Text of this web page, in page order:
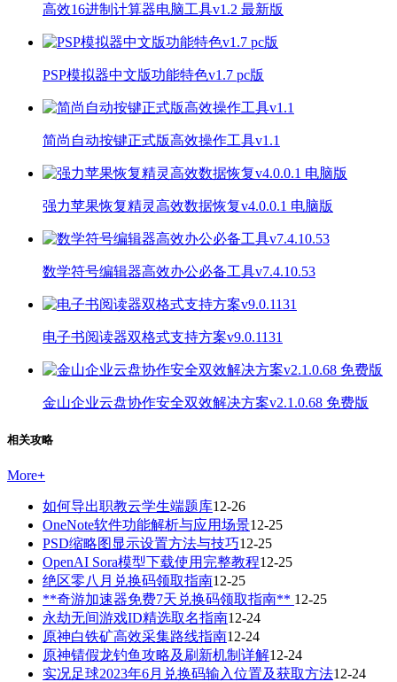
高效16进制计算器电脑工具v1.2 最新版
PSP模拟器中文版功能特色v1.7 pc版
简尚自动按键正式版高效操作工具v1.1
强力苹果恢复精灵高效数据恢复v4.0.0.1 电脑版
数学符号编辑器高效办公必备工具v7.4.10.53
电子书阅读器双格式支持方案v9.0.1131
金山企业云盘协作安全双效解决方案v2.1.0.68 免费版
相关攻略
More+
如何导出职教云学生端题库12-26
OneNote软件功能解析与应用场景12-25
PSD缩略图显示设置方法与技巧12-25
OpenAI Sora模型下载使用完整教程12-25
绝区零八月兑换码领取指南12-25
**奇游加速器免费7天兑换码领取指南** 12-25
永劫无间游戏ID精选取名指南12-24
原神白铁矿高效采集路线指南12-24
原神锖假龙钓鱼攻略及刷新机制详解12-24
实况足球2023年6月兑换码输入位置及获取方法12-24